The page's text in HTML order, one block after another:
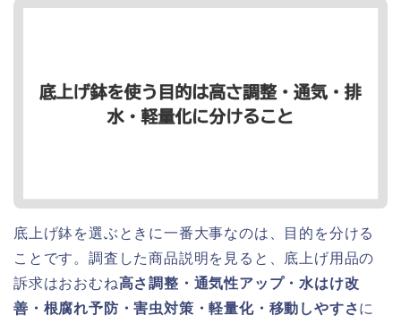
底上げ鉢を選ぶときに一番大事なのは、目的を分ける
ことです。調査した商品説明を見ると、底上げ用品の
訴求はおおむね高さ調整・通気性アップ・水はけ改
善・根腐れ予防・害虫対策・軽量化・移動しやすさに